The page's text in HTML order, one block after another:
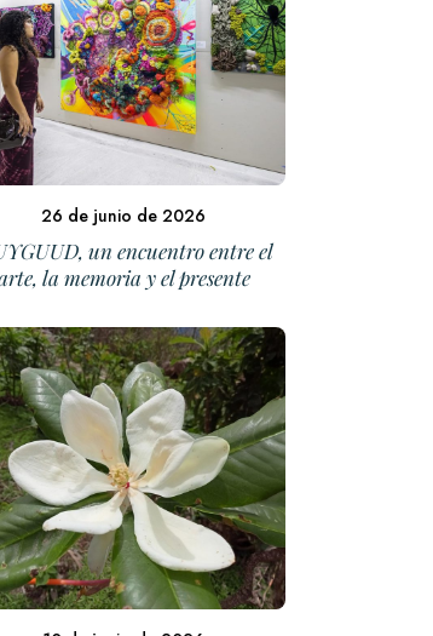
26 de junio de 2026
un encuentro entre el
la memoria y el presente